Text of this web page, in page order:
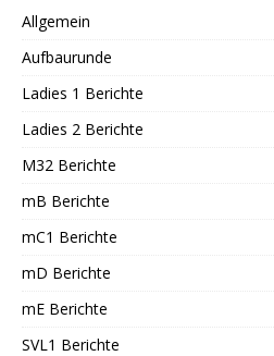
Allgemein
Aufbaurunde
Ladies 1 Berichte
Ladies 2 Berichte
M32 Berichte
mB Berichte
mC1 Berichte
mD Berichte
mE Berichte
SVL1 Berichte